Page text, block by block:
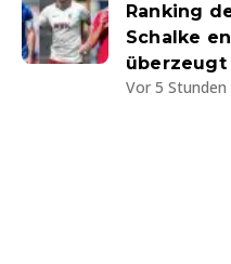
Ranking
Schalke
überzeugt
Vor 5 Stunden